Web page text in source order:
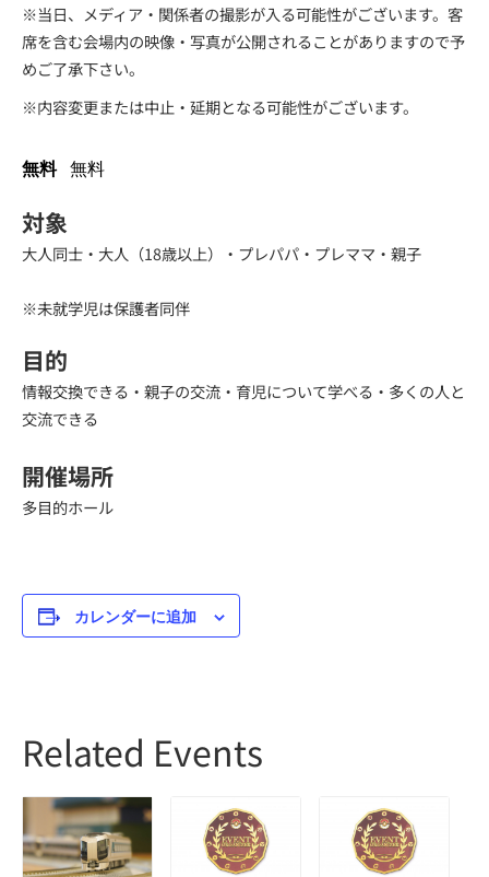
※当日、メディア・関係者の撮影が入る可能性がございます。客
席を含む会場内の映像・写真が公開されることがありますので予
めご了承下さい。
※内容変更または中止・延期となる可能性がございます。
無料 無料
対象
大人同士・大人（18歳以上）・プレパパ・プレママ・親子
※未就学児は保護者同伴
目的
情報交換できる・親子の交流・育児について学べる・多くの人と
交流できる
開催場所
多目的ホール
カレンダーに追加
Related Events